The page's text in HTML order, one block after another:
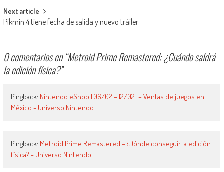
Next article
Pikmin 4 tiene fecha de salida y nuevo tráiler
0 comentarios en “Metroid Prime Remastered: ¿Cuándo saldrá
la edición física?”
Pingback: Nintendo eShop [06/02 – 12/02] – Ventas de juegos en
México - Universo Nintendo
Pingback: Metroid Prime Remastered – ¿Dónde conseguir la edición
física? - Universo Nintendo